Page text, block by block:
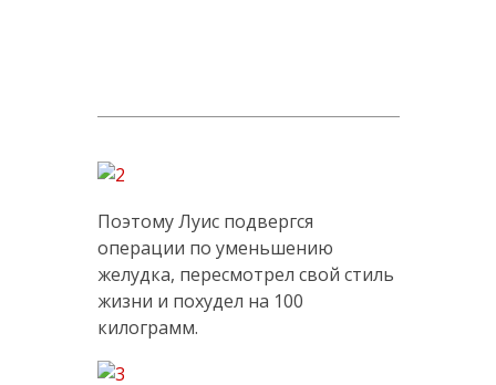
Поэтому Луис подвергся
операции по уменьшению
желудка, пересмотрел свой стиль
жизни и похудел на 100
килограмм.